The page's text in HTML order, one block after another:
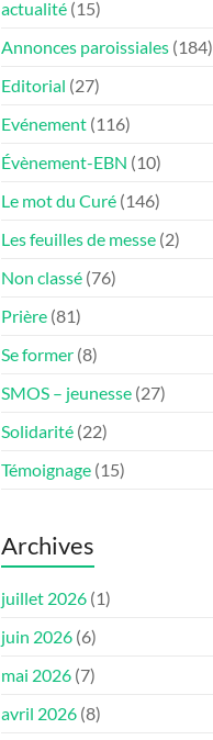
actualité (15)
Annonces paroissiales (184)
Editorial (27)
Evénement (116)
Évènement-EBN (10)
Le mot du Curé (146)
Les feuilles de messe (2)
Non classé (76)
Prière (81)
Se former (8)
SMOS – jeunesse (27)
Solidarité (22)
Témoignage (15)
Archives
juillet 2026 (1)
juin 2026 (6)
mai 2026 (7)
avril 2026 (8)